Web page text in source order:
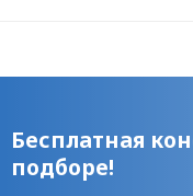
Бесплатная
подборе!